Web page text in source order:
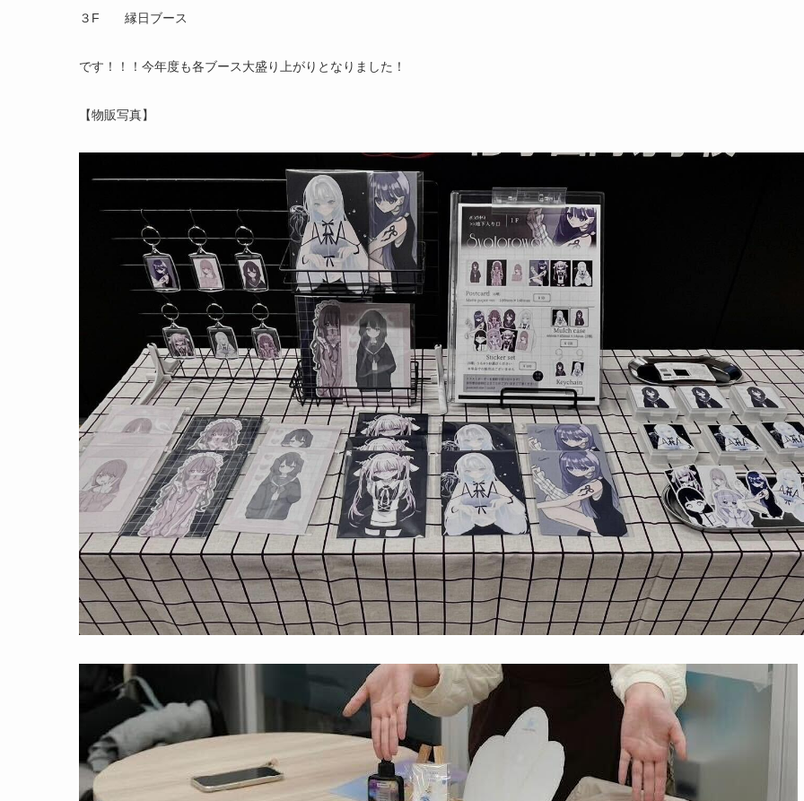
３F 縁日ブース
です！！！今年度も各ブース大盛り上がりとなりました！
【物販写真】